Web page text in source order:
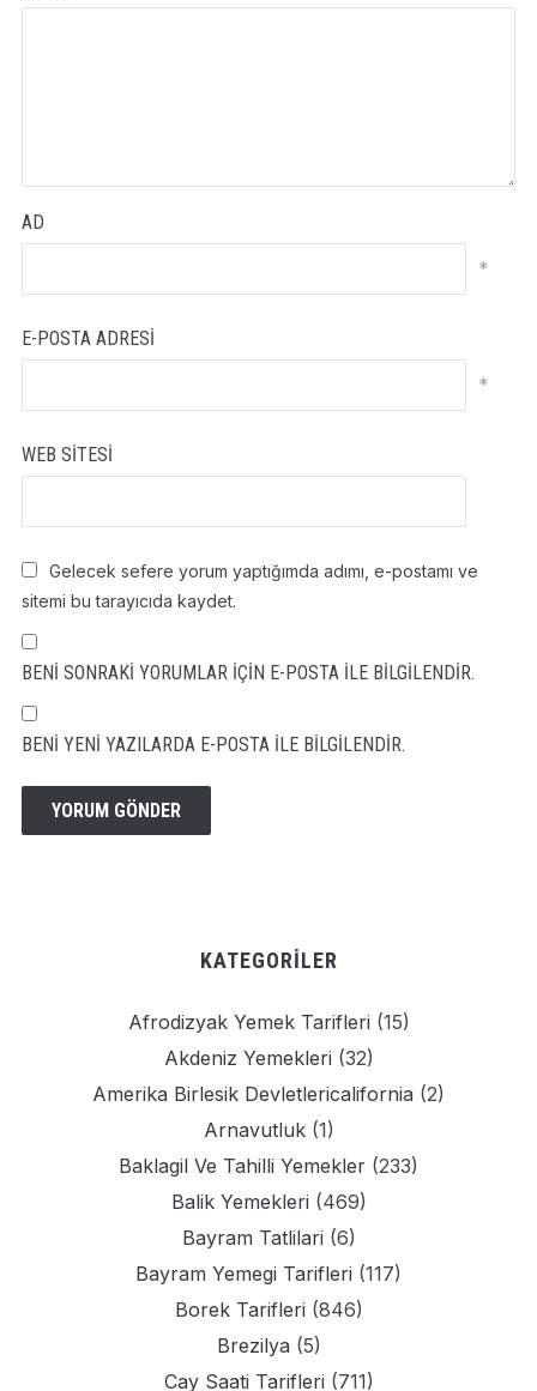
AD
*
E-POSTA ADRESI
*
WEB SITESI
Gelecek sefere yorum yaptığımda adımı, e-postamı ve
sitemi bu tarayıcıda kaydet.
BENI SONRAKI YORUMLAR IÇIN E-POSTA ILE BILGILENDIR.
BENI YENI YAZILARDA E-POSTA ILE BILGILENDIR.
KATEGORILER
Afrodizyak Yemek Tarifleri (15)
Akdeniz Yemekleri (32)
Amerika Birlesik Devletlericalifornia (2)
Arnavutluk(1)
Baklagil Ve Tahilli Yemekler (233)
Balik Yemekleri (469)
Bayram Tatlilari (6)
Bayram Yemegi Tarifleri (117)
Borek Tarifleri (846)
Brezilya (5)
Cay Saati Tarifleri (711)